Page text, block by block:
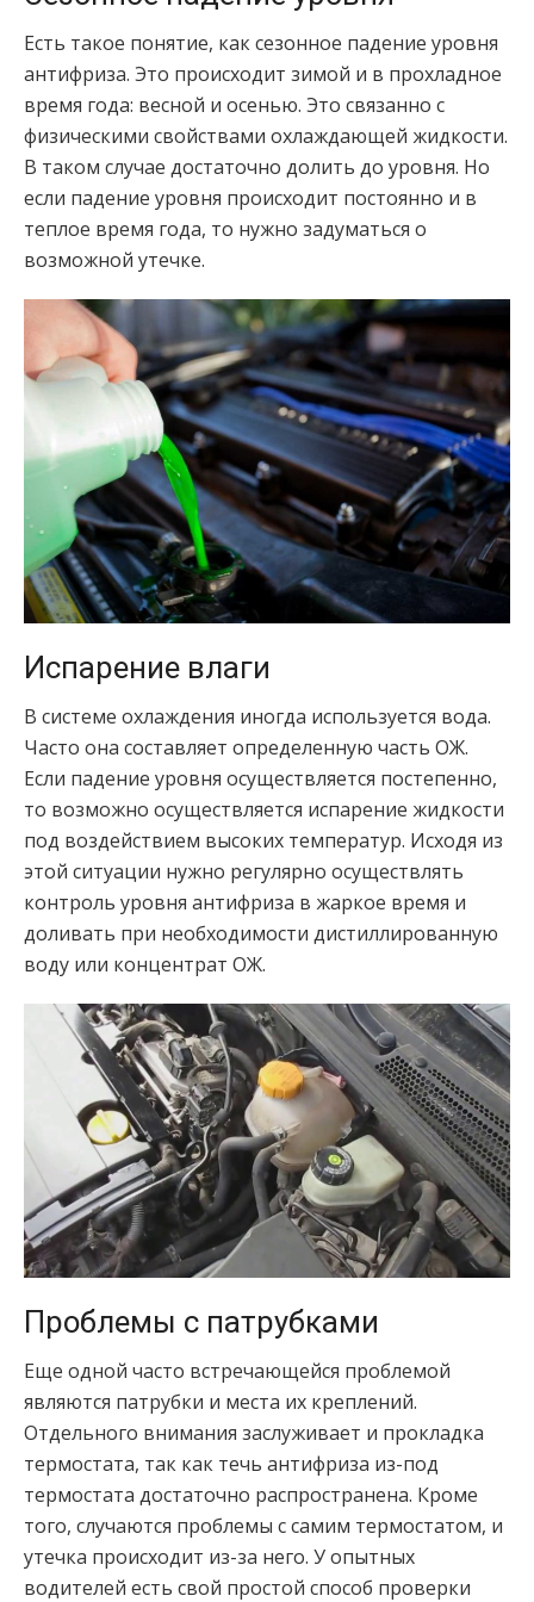
Есть такое понятие, как сезонное падение уровня
антифриза. Это происходит зимой и в прохладное
время года: весной и осенью. Это связанно с
физическими свойствами охлаждающей жидкости.
В таком случае достаточно долить до уровня. Но
если падение уровня происходит постоянно и в
теплое время года, то нужно задуматься о
возможной утечке.
Испарение влаги
В системе охлаждения иногда используется вода.
Часто она составляет определенную часть ОЖ.
Если падение уровня осуществляется постепенно,
то возможно осуществляется испарение жидкости
под воздействием высоких температур. Исходя из
этой ситуации нужно регулярно осуществлять
контроль уровня антифриза в жаркое время и
доливать при необходимости дистиллированную
воду или концентрат ОЖ.
Проблемы с патрубками
Еще одной часто встречающейся проблемой
являются патрубки и места их креплений.
Отдельного внимания заслуживает и прокладка
термостата, так как течь антифриза из-под
термостата достаточно распространена. Кроме
того, случаются проблемы с самим термостатом, и
утечка происходит из-за него. У опытных
водителей есть свой простой способ проверки